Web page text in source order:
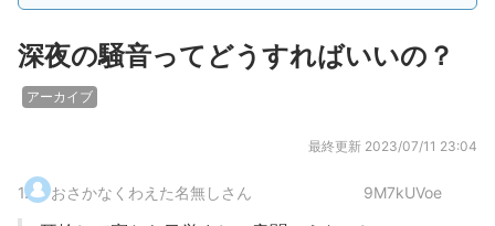
深夜の騒音ってどうすればいいの？
アーカイブ
最終更新 2023/07/11 23:04
1. おさかなくわえた名無しさん 9M7kUVoe